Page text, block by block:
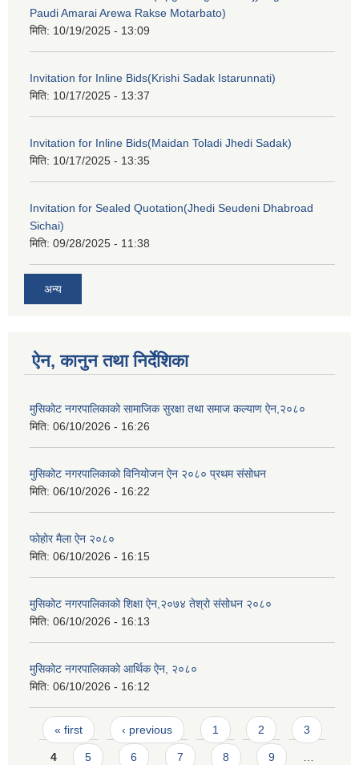
Paudi Amarai Arewa Rakse Motarbato)
मिति: 10/19/2025 - 13:09
Invitation for Inline Bids(Krishi Sadak Istarunnati)
मिति: 10/17/2025 - 13:37
Invitation for Inline Bids(Maidan Toladi Jhedi Sadak)
मिति: 10/17/2025 - 13:35
Invitation for Sealed Quotation(Jhedi Seudeni Dhabroad
Sichai)
मिति: 09/28/2025 - 11:38
अन्य
ऐन, कानुन तथा निर्देशिका
मुसिकोट नगरपालिकाको सामाजिक सुरक्षा तथा समाज कल्याण ऐन,२०८०
मिति: 06/10/2026 - 16:26
मुसिकोट नगरपालिकाको विनियोजन ऐन २०८० प्रथम संसोधन
मिति: 06/10/2026 - 16:22
फोहोर मैला ऐन २०८०
मिति: 06/10/2026 - 16:15
मुसिकोट नगरपालिकाको शिक्षा ऐन,२०७४ तेश्रो संसोधन २०८०
मिति: 06/10/2026 - 16:13
मुसिकोट नगरपालिकाको आर्थिक ऐन, २०८०
मिति: 06/10/2026 - 16:12
Pages
« first ‹ previous 1 2 3
4 5 6 7 8 9